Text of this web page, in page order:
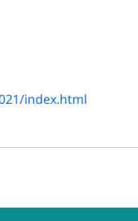
index.html